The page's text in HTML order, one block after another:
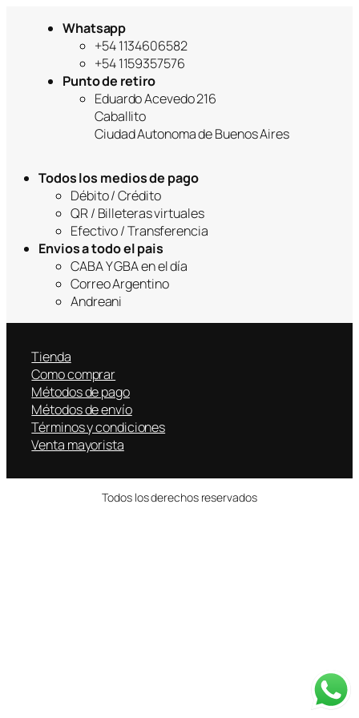
Whatsapp
+54 1134606582
+54 1159357576
Punto de retiro
Eduardo Acevedo 216
Caballito
Ciudad Autonoma de Buenos Aires
Todos los medios de pago
Débito / Crédito
QR / Billeteras virtuales
Efectivo / Transferencia
Envios a todo el pais
CABA Y GBA en el día
Correo Argentino
Andreani
Tienda
Como comprar
Métodos de pago
Métodos de envío
Términos y condiciones
Venta mayorista
Todos los derechos reservados